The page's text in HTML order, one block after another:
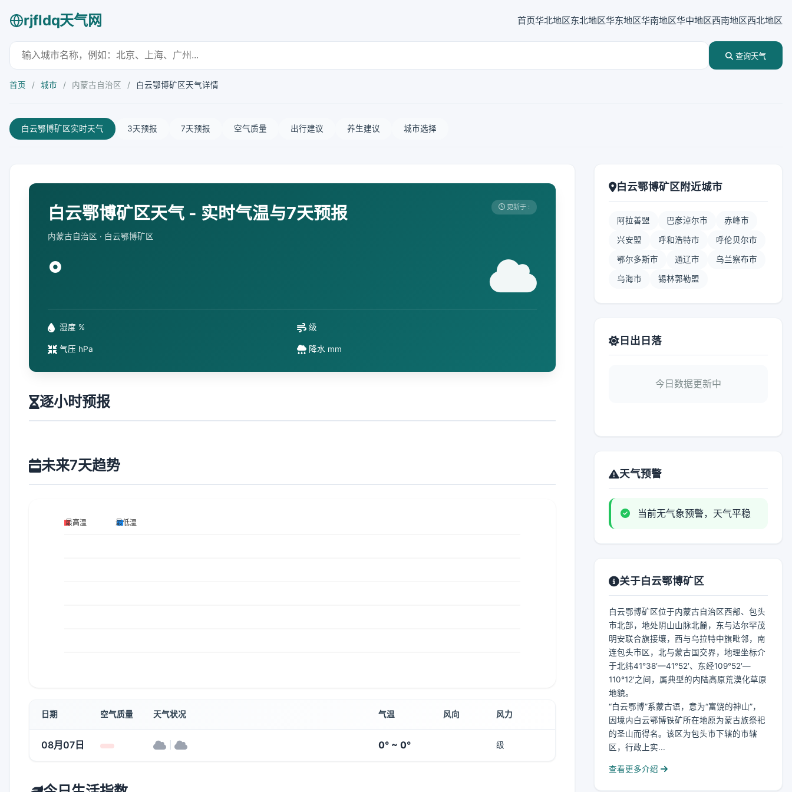
rjfldq天气网 首页华北地区东北地区华东地区华南地区华中地区西南地区西北地区
查询天气
首页 / 城市 / 内蒙古自治区 / 白云鄂博矿区天气详情
白云鄂博矿区实时天气 3天预报 7天预报 空气质量 出行建议 养生建议 城市选择
白云鄂博矿区天气 - 实时气温与7天预报
内蒙古自治区 · 白云鄂博矿区
更新于 :
°
湿度 % 级
气压 hPa 降水 mm
逐小时预报
未来7天趋势
日期 空气质量 天气状况 气温 风向 风力
08月07日 0° ~ 0° 级
白云鄂博矿区附近城市
阿拉善盟 巴彦淖尔市 赤峰市
兴安盟 呼和浩特市 呼伦贝尔市
鄂尔多斯市 通辽市 乌兰察布市
乌海市 锡林郭勒盟
日出日落
今日数据更新中
天气预警
当前无气象预警，天气平稳
关于白云鄂博矿区
白云鄂博矿区位于内蒙古自治区西部、包头
市北部，地处阴山山脉北麓，东与达尔罕茂
明安联合旗接壤，西与乌拉特中旗毗邻，南
连包头市区，北与蒙古国交界，地理坐标介
于北纬41°38′—41°52′、东经109°52′—
110°12′之间，属典型的内陆高原荒漠化草原
地貌。
“白云鄂博”系蒙古语，意为“富饶的神山”，
因境内白云鄂博铁矿所在地原为蒙古族祭祀
的圣山而得名。该区为包头市下辖的市辖
区，行政上实...
查看更多介绍